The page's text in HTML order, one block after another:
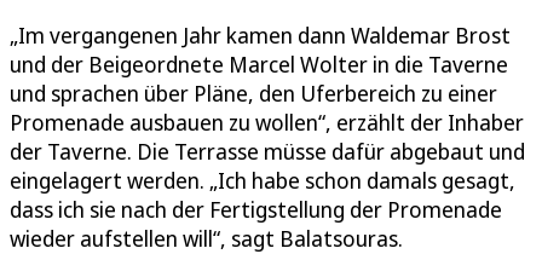
„Im vergangenen Jahr kamen dann Waldemar Brost
und der Beigeordnete Marcel Wolter in die Taverne
und sprachen über Pläne, den Uferbereich zu einer
Promenade ausbauen zu wollen“, erzählt der Inhaber
der Taverne. Die Terrasse müsse dafür abgebaut und
eingelagert werden. „Ich habe schon damals gesagt,
dass ich sie nach der Fertigstellung der Promenade
wieder aufstellen will“, sagt Balatsouras.